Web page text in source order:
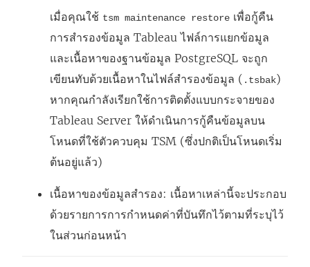
เมื่อคุณใช้ tsm maintenance restore เพื่อกู้คืน
การสำรองข้อมูล Tableau ไฟล์การแยกข้อมูล
และเนื้อหาของฐานข้อมูล PostgreSQL จะถูก
เขียนทับด้วยเนื้อหาในไฟล์สำรองข้อมูล ( .tsbak)
หากคุณกำลังเรียกใช้การติดตั้งแบบกระจายของ
Tableau Server ให้ดำเนินการกู้คืนข้อมูลบน
โหนดที่ใช้ตัวควบคุม TSM (ซึ่งปกติเป็นโหนดเริ่ม
ต้นอยู่แล้ว)
เนื้อหาของข้อมูลสำรอง: เนื้อหาเหล่านี้จะประกอบ
ด้วยรายการการกำหนดค่าที่บันทึกไว้ตามที่ระบุไว้
ในส่วนก่อนหน้า